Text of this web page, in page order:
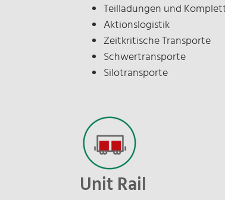
Teilladungen und
Aktionslogistik
Zeitkritische Transporte
Schwertransporte
Silotransporte
Unit Rail